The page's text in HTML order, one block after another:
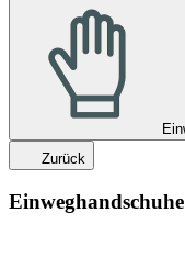
Zurück